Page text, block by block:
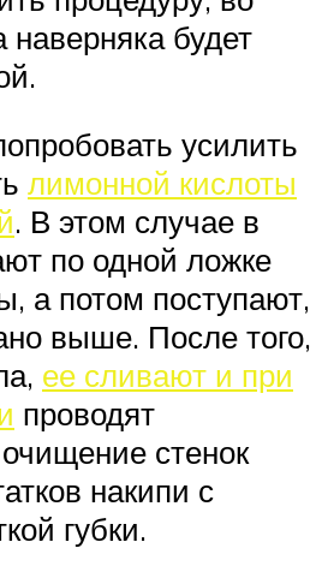
наверняка будет
усилить
лимонной кислоты
. В этом случае в
по одной ложке
а потом поступают,
выше. После того,
ее сливают и при
проводят
стенок
накипи с
губки.